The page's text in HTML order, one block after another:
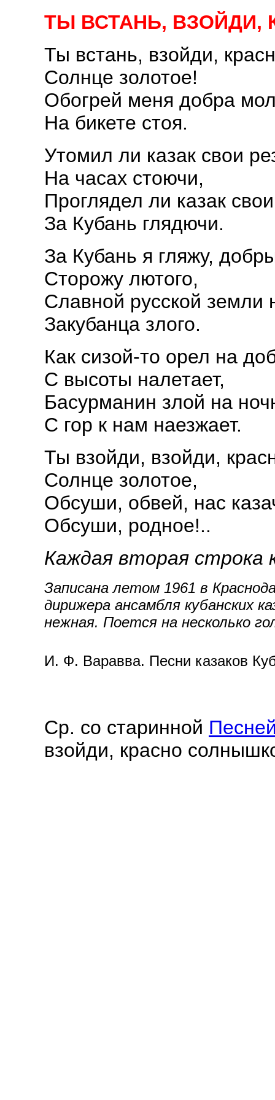
ТЫ ВСТАНЬ,
Ты встань, взойди,
Солнце золотое!
Обогрей меня добра
На бикете стоя.
Утомил ли казак свои
На часах стоючи,
Проглядел ли казак
За Кубань глядючи.
За Кубань я гляжу,
Сторожу лютого,
Славной русской земли
Закубанца злого.
Как сизой-то орел на
С высоты налетает,
Басурманин злой на
С гор к нам наезжает.
Ты взойди, взойди,
Солнце золотое,
Обсуши, обвей, нас
Обсуши, родное!..
Каждая вторая строка
Записана летом 1961 в
дирижера ансамбля кубанских
нежная. Поется на несколько
И. Ф. Варавва. Песни казаков
Ср. со старинной
взойди, красно